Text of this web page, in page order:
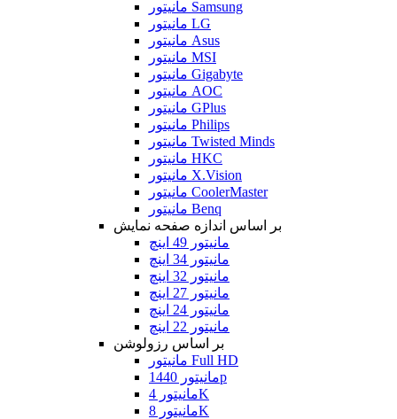
مانیتور Samsung
مانیتور LG
مانیتور Asus
مانیتور MSI
مانیتور Gigabyte
مانیتور AOC
مانیتور GPlus
مانیتور Philips
مانیتور Twisted Minds
مانیتور HKC
مانیتور X.Vision
مانیتور CoolerMaster
مانیتور Benq
بر اساس اندازه صفحه نمایش
مانیتور 49 اینچ
مانیتور 34 اینچ
مانیتور 32 اینچ
مانیتور 27 اینچ
مانیتور 24 اینچ
مانیتور 22 اینچ
بر اساس رزولوشن
مانیتور Full HD
مانیتور 1440p
مانیتور 4K
مانیتور 8K